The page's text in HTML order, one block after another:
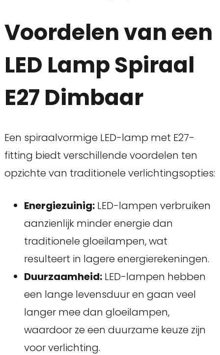
Voordelen van een
LED Lamp Spiraal
E27 Dimbaar
Een spiraalvormige LED-lamp met E27-
fitting biedt verschillende voordelen ten
opzichte van traditionele verlichtingsopties:
Energiezuinig:LED-lampen verbruiken
aanzienlijk minder energie dan
traditionele gloeilampen, wat
resulteert in lagere energierekeningen.
Duurzaamheid:LED-lampen hebben
een lange levensduur en gaan veel
langer mee dan gloeilampen,
waardoor ze een duurzame keuze zijn
voor verlichting.